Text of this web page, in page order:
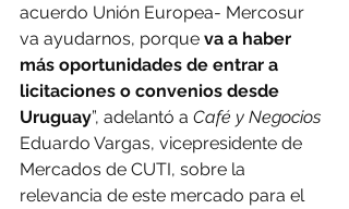
acuerdo Unión Europea- Mercosur
va ayudarnos, porque va a haber
más oportunidades de entrar a
licitaciones o convenios desde
Uruguay”, adelantó a Café y Negocios
Eduardo Vargas, vicepresidente de
Mercados de CUTI, sobre la
relevancia de este mercado para el